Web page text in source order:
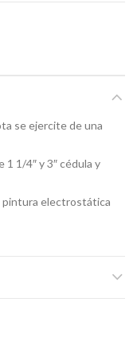
se ejercite de una
1/4″ y 3″ cédula y
pintura electrostática